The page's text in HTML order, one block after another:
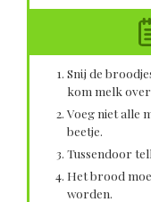
Snij de
kom melk
Voeg niet alle
beetje.
Tussendoor
Het brood
worden.